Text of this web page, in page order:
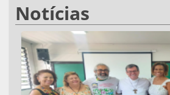
Notícias